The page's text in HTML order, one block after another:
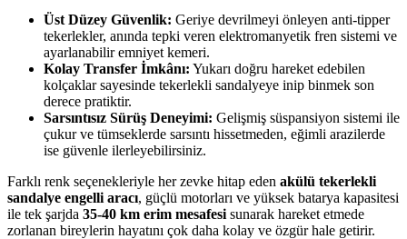
Üst Düzey Güvenlik: Geriye devrilmeyi önleyen anti-tipper
tekerlekler, anında tepki veren elektromanyetik fren sistemi ve
ayarlanabilir emniyet kemeri.
Kolay Transfer İmkânı: Yukarı doğru hareket edebilen
kolçaklar sayesinde tekerlekli sandalyeye inip binmek son
derece pratiktir.
Sarsıntısız Sürüş Deneyimi: Gelişmiş süspansiyon sistemi ile
çukur ve tümseklerde sarsıntı hissetmeden, eğimli arazilerde
ise güvenle ilerleyebilirsiniz.
Farklı renk seçenekleriyle her zevke hitap eden akülü tekerlekli
sandalye engelli aracı, güçlü motorları ve yüksek batarya kapasitesi
ile tek şarjda 35-40 km erim mesafesi sunarak hareket etmede
zorlanan bireylerin hayatını çok daha kolay ve özgür hale getirir.